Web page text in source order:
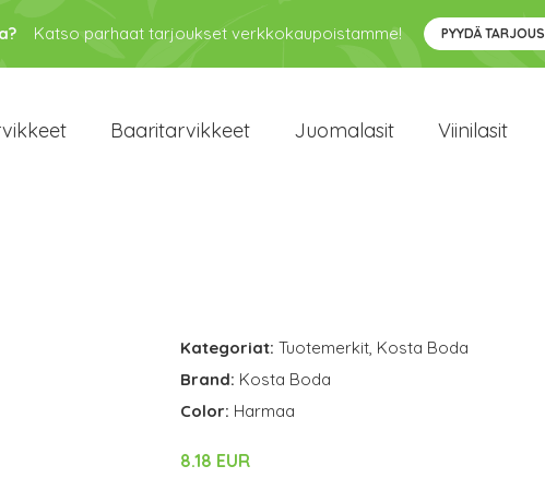
Katso parhaat tarjoukset verkkokaupoistamme! PYYDÄ TARJOUS
Baaritarvikkeet Juomalasit Viinilasit
Kategoriat: Tuotemerkit, Kosta Boda
Brand: Kosta Boda
Color: Harmaa
8.18 EUR